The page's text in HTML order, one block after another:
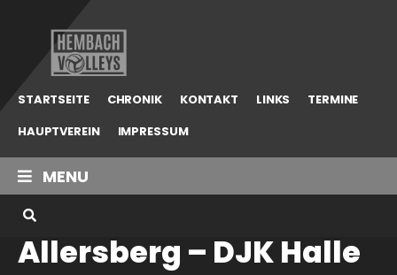
Hembach
Volleys
STARTSEITE CHRONIK KONTAKT LINKS
TERMINE
HAUPTVEREIN
IMPRESSUM
MENU
Allersberg – DJK Halle